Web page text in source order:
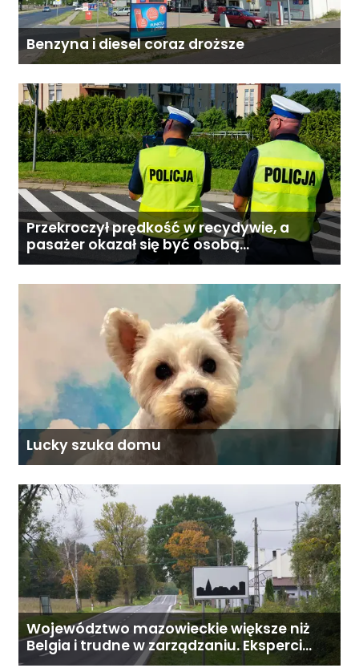
Benzyna i diesel coraz droższe
Przekroczył prędkość w recydywie, a
pasażer okazał się być osobą
poszukiwaną
Lucky szuka domu
Województwo mazowieckie większe niż
Belgia i trudne w zarządzaniu. Eksperci
proponują podział centralnej Polski